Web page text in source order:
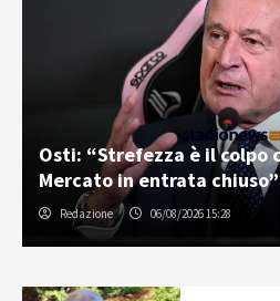
Osti: “Strefezza è il colpo
Mercato in entrata chiuso”
Redazione 06/08/2026 15:28